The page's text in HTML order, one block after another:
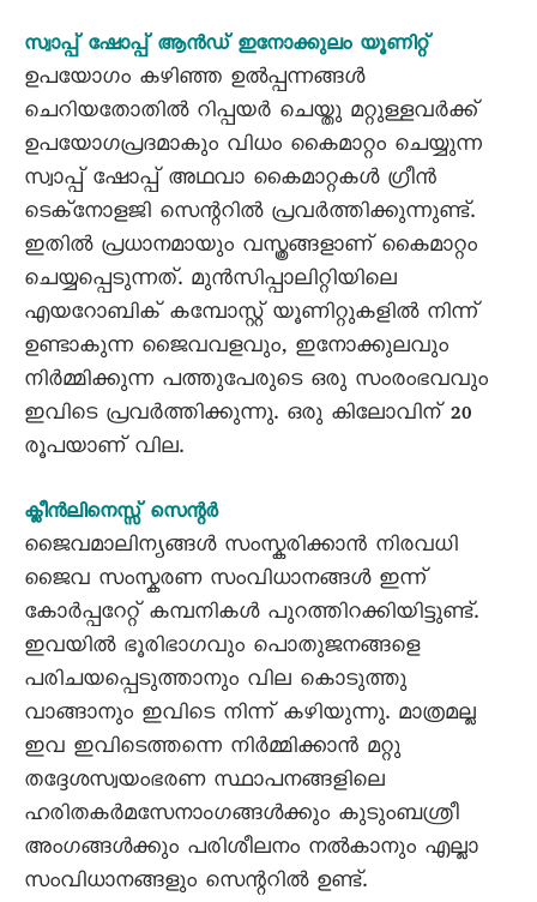
സ്വാപ്പ് ഷോപ്പ് ആൻഡ് ഇനോക്കുലം യൂണിറ്റ്
ഉപയോഗം കഴിഞ്ഞ ഉൽപ്പന്നങ്ങൾ
ചെറിയതോതിൽ റിപ്പയർ ചെയ്തു മറ്റുള്ളവർക്ക്
ഉപയോഗപ്രദമാകും വിധം കൈമാറ്റം ചെയ്യുന്ന
സ്വാപ്പ് ഷോപ്പ് അഥവാ കൈമാറ്റകൾ ഗ്രീൻ
ടെക്നോളജി സെന്ററിൽ പ്രവർത്തിക്കുന്നുണ്ട്.
ഇതിൽ പ്രധാനമായും വസ്ത്രങ്ങളാണ് കൈമാറ്റം
ചെയ്യപ്പെടുന്നത്. മുൻസിപ്പാലിറ്റിയിലെ
എയറോബിക് കമ്പോസ്റ്റ് യൂണിറ്റുകളിൽ നിന്ന്
ഉണ്ടാകുന്ന ജൈവവളവും, ഇനോക്കുലവും
നിർമ്മിക്കുന്ന പത്തുപേരുടെ ഒരു സംരംഭവവും
ഇവിടെ പ്രവർത്തിക്കുന്നു. ഒരു കിലോവിന് 20
രൂപയാണ് വില.
ക്ലീൻലിനെസ്സ് സെന്റർ
ജൈവമാലിന്യങ്ങൾ സംസ്കരിക്കാൻ നിരവധി
ജൈവ സംസ്കരണ സംവിധാനങ്ങൾ ഇന്ന്
കോർപ്പറേറ്റ് കമ്പനികൾ പുറത്തിറക്കിയിട്ടുണ്ട്.
ഇവയിൽ ഭൂരിഭാഗവും പൊതുജനങ്ങളെ
പരിചയപ്പെടുത്താനും വില കൊടുത്തു
വാങ്ങാനും ഇവിടെ നിന്ന് കഴിയുന്നു. മാത്രമല്ല
ഇവ ഇവിടെത്തന്നെ നിർമ്മിക്കാൻ മറ്റു
തദ്ദേശസ്വയംഭരണ സ്ഥാപനങ്ങളിലെ
ഹരിതകർമസേനാംഗങ്ങൾക്കും കുടുംബശ്രീ
അംഗങ്ങൾക്കും പരിശീലനം നൽകാനും എല്ലാ
സംവിധാനങ്ങളും സെന്ററിൽ ഉണ്ട്.